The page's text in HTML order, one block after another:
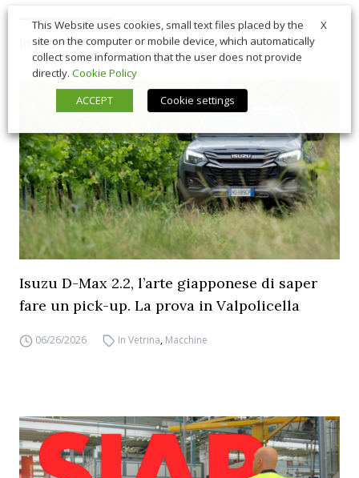
In primo piano
Isuzu D-Max 2.2, l’arte giapponese di saper
fare un pick-up. La prova in Valpolicella
06/26/2026 In Vetrina, Macchine
X
This Website uses cookies, small text files placed by the
site on the computer or mobile device, which automatically
collect some information that the user does not provide
directly. Cookie Policy
ACCEPT
Cookie settings